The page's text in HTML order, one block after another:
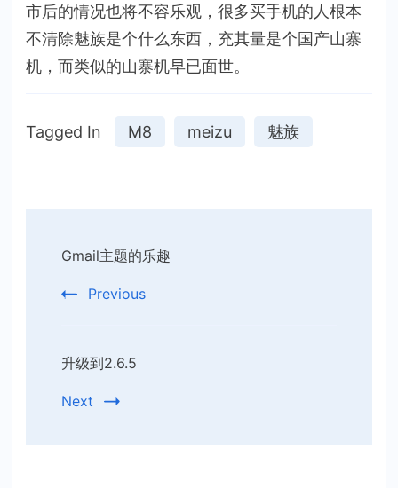
市后的情况也将不容乐观，很多买手机的人根本
不清除魅族是个什么东西，充其量是个国产山寨
机，而类似的山寨机早已面世。
Tagged In M8 meizu 魅族
Navigation
Gmail主题的乐趣
Previous
升级到2.6.5
Next